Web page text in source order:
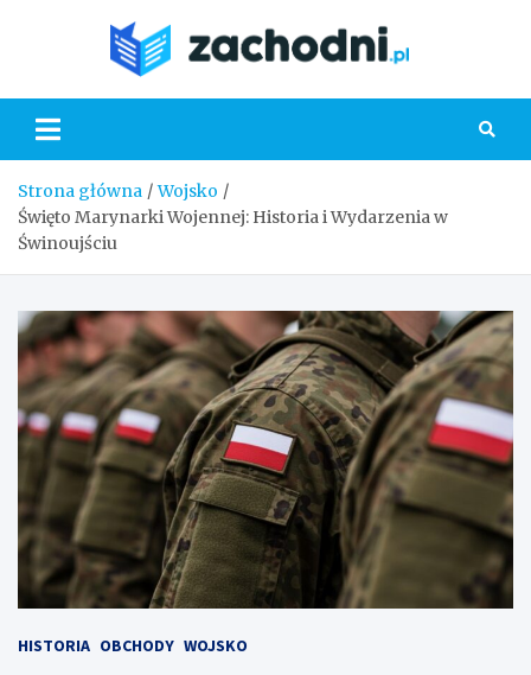
Strona główna
Wojsko
Święto Marynarki Wojennej: Historia i Wydarzenia w
Świnoujściu
HISTORIA OBCHODY WOJSKO